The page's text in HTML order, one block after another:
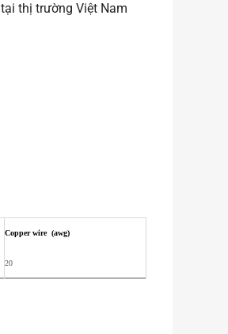
tại thị trường Việt Nam
Copper wire (awg)
20